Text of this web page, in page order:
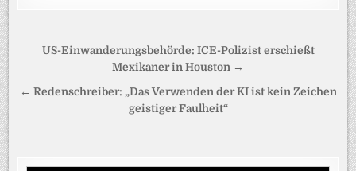
Beitragsnavigation
US-Einwanderungsbehörde: ICE-Polizist erschießt
Mexikaner in Houston →
← Redenschreiber: „Das Verwenden der KI ist kein Zeichen
geistiger Faulheit“